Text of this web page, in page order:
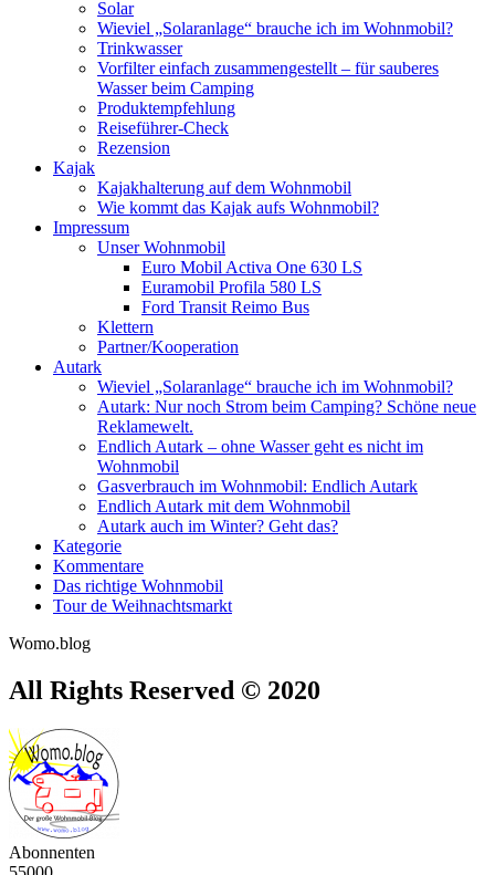
Solar
Wieviel „Solaranlage“ brauche ich im Wohnmobil?
Trinkwasser
Vorfilter einfach zusammengestellt – für sauberes
Wasser beim Camping
Produktempfehlung
Reiseführer-Check
Rezension
Kajak
Kajakhalterung auf dem Wohnmobil
Wie kommt das Kajak aufs Wohnmobil?
Impressum
Unser Wohnmobil
Euro Mobil Activa One 630 LS
Euramobil Profila 580 LS
Ford Transit Reimo Bus
Klettern
Partner/Kooperation
Autark
Wieviel „Solaranlage“ brauche ich im Wohnmobil?
Autark: Nur noch Strom beim Camping? Schöne neue
Reklamewelt.
Endlich Autark – ohne Wasser geht es nicht im
Wohnmobil
Gasverbrauch im Wohnmobil: Endlich Autark
Endlich Autark mit dem Wohnmobil
Autark auch im Winter? Geht das?
Kategorie
Kommentare
Das richtige Wohnmobil
Tour de Weihnachtsmarkt
Womo.blog
All Rights Reserved © 2020
Abonnenten